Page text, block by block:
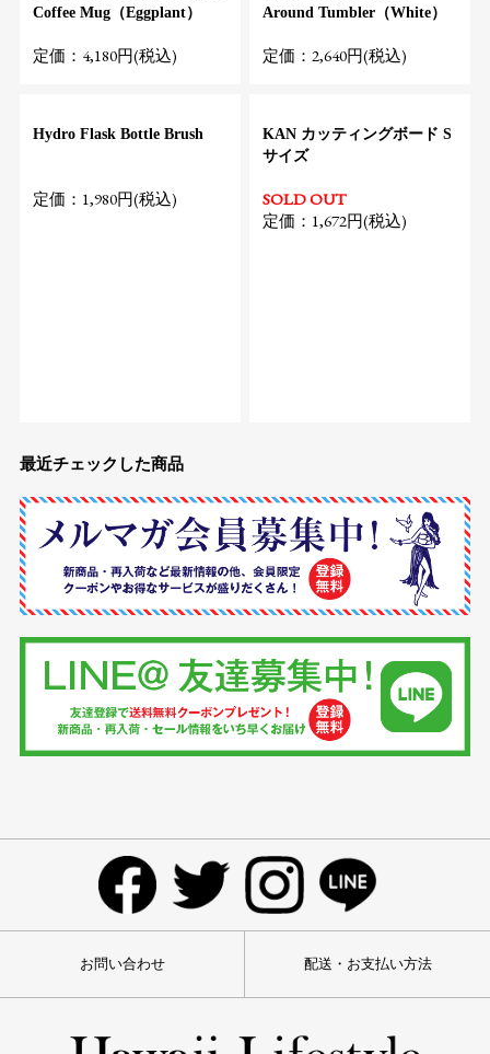
Coffee Mug（Eggplant）
定価：4,180円(税込)
Around Tumbler（White）
定価：2,640円(税込)
Hydro Flask Bottle Brush
定価：1,980円(税込)
KAN カッティングボード S
サイズ
SOLD OUT
定価：1,672円(税込)
最近チェックした商品
お問い合わせ 配送・お支払い方法